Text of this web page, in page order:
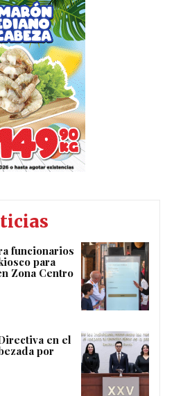
funcionarios
para
Zona Centro
en el
por